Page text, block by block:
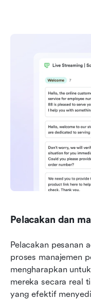
Pelacakan dan
Pelacakan pesanan
proses manajemen
mengharapkan
mereka secara real
yang efektif